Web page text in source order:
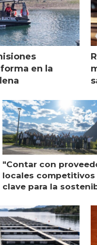
en la
"Contar con
locales competitivos
clave para la